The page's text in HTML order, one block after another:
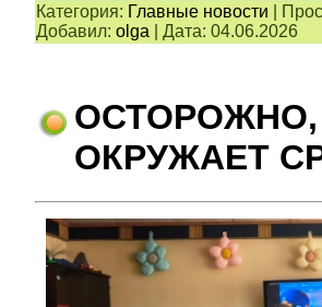
Категория: Главные новости
Добавил: olga |Дата: 04.06.2026
ОСТОРОЖНО,
ОКРУЖАЕТ